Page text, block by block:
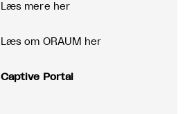
Læs mere her
Læs om ORAUM her
Captive Portal